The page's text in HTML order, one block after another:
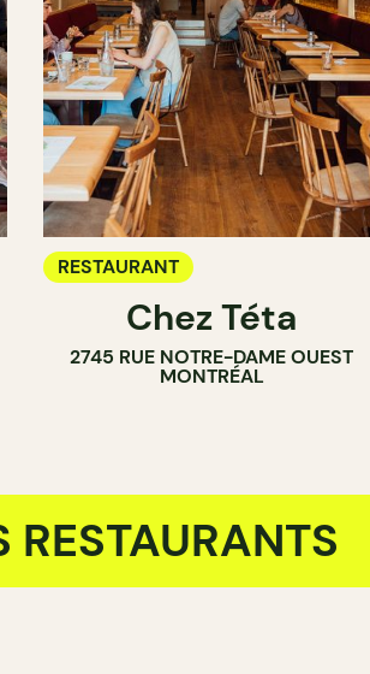
RESTAURANT
Chez Téta
2745 RUE NOTRE-DAME OUEST
MONTRÉAL
RESTAURANTS